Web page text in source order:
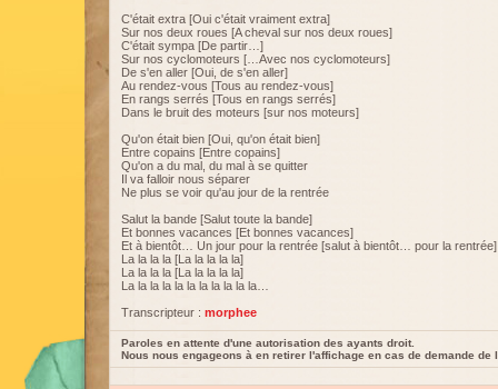
C'était extra [Oui c'était vraiment extra]
Sur nos deux roues [A cheval sur nos deux roues]
C'était sympa [De partir…]
Sur nos cyclomoteurs […Avec nos cyclomoteurs]
De s'en aller [Oui, de s'en aller]
Au rendez-vous [Tous au rendez-vous]
En rangs serrés [Tous en rangs serrés]
Dans le bruit des moteurs [sur nos moteurs]
Qu'on était bien [Oui, qu'on était bien]
Entre copains [Entre copains]
Qu'on a du mal, du mal à se quitter
Il va falloir nous séparer
Ne plus se voir qu'au jour de la rentrée
Salut la bande [Salut toute la bande]
Et bonnes vacances [Et bonnes vacances]
Et à bientôt… Un jour pour la rentrée [salut à bientôt… pour la rentrée]
La la la la [La la la la la]
La la la la [La la la la la]
La la la la la la la la la la la…
Transcripteur : morphee
Paroles en attente d'une autorisation des ayants droit.
Nous nous engageons à en retirer l'affichage en cas de demande de